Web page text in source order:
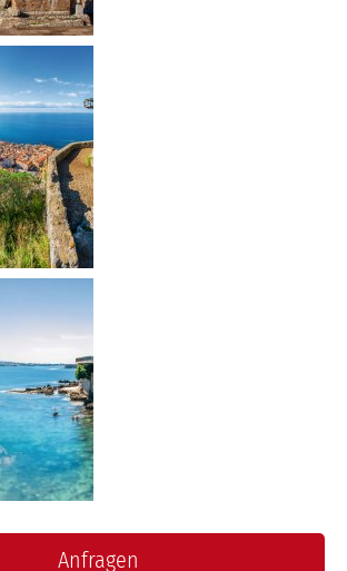
Anfragen